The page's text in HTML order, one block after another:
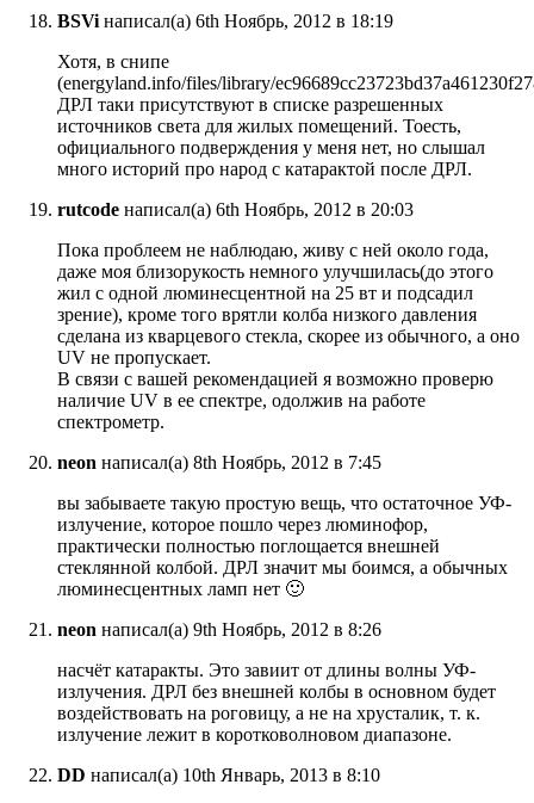
BSVi написал(а) 6th Ноябрь, 2012 в 18:19
Хотя, в снипе
(energyland.info/files/library/
ДРЛ таки присутствуют в списке разрешенных
источников света для жилых помещений. Тоесть,
официального подверждения у меня нет, но слышал
много историй про народ с катарактой после ДРЛ.
rutcode написал(а) 6th Ноябрь, 2012 в 20:03
Пока проблеем не наблюдаю, живу с ней около года,
даже моя близорукость немного улучшилась(до этого
жил с одной люминесцентной на 25 вт и подсадил
зрение), кроме того врятли колба низкого давления
сделана из кварцевого стекла, скорее из обычного, а оно
UV не пропускает.
В связи с вашей рекомендацией я возможно проверю
наличие UV в ее спектре, одолжив на работе
спектрометр.
neon написал(а) 8th Ноябрь, 2012 в 7:45
вы забываете такую простую вещь, что остаточное УФ-
излучение, которое пошло через люминофор,
практически полностью поглощается внешней
стеклянной колбой. ДРЛ значит мы боимся, а обычных
люминесцентных ламп нет 🙂
neon написал(а) 9th Ноябрь, 2012 в 8:26
насчёт катаракты. Это завиит от длины волны УФ-
излучения. ДРЛ без внешней колбы в основном будет
воздействовать на роговицу, а не на хрусталик, т. к.
излучение лежит в коротковолновом диапазоне.
DD написал(а) 10th Январь, 2013 в 8:10